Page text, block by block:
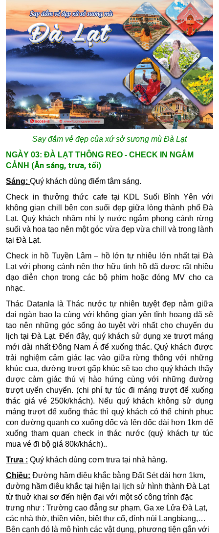
Say đắm vẻ đẹp của xứ sở sương mù Đà Lạt
NGÀY 03: ĐÀ LẠT THÔNG REO - CHECK IN NGẮM
CẢNH (Ăn sáng, trưa, tối)
Sáng:Quý khách dùng điểm tâm sáng.
Check in thưởng thức cafe tại KDL Suối Bình Yên với
không gian chill bên con suối đẹp giữa lòng thành phố Đà
Lạt. Quý khách nhâm nhi ly nước ngắm phong cảnh rừng
suối và hoa tạo nên một góc vừa đẹp vừa chill và trong lành
tại Đà Lạt.
Check in hồ Tuyền Lâm– hồ lớn tự nhiêu lớn nhất tại Đà
Lạt với phong cảnh nên thơ hữu tình hồ đã được rất nhiều
đạo diễn chọn trong các bộ phim hoặc đóng MV cho ca
nhạc.
Thác Datanla là Thác nước tự nhiên tuyệt đẹp nằm giữa
đại ngàn bao la cùng với không gian yên tĩnh hoang dã sẽ
tạo nên những góc sống ảo tuyệt vời nhất cho chuyến du
lịch tại Đà Lạt. Đến đây, quý khách sử dụng xe trượt máng
mới dài nhất Đông Nam Á để xuống thác. Quý khách được
trải nghiệm cảm giác lạc vào giữa rừng thông với những
khúc cua, đường trượt gấp khúc sẽ tạo cho quý khách thấy
được cảm giác thú vị hào hứng cùng với những đường
trượt uyển chuyển. (chi phí tự túc đi máng trượt để xuống
thác giá vé 250k/khách). Nếu quý khách không sử dụng
máng trượt để xuống thác thì quý khách có thể chinh phục
con đường quanh co xuống dốc và lên dốc dài hơn 1km để
xuống tham quan check in thác nước (quý khách tự túc
mua vé đi bộ giá 80k/khách)..
Trưa : Quý khách dùng cơm trưa tại nhà hàng.
Chiều: Đường hầm điêu khắc bằng Đất Sét dài hơn 1km,
đường hầm điêu khắc tại hiện lại lịch sử hình thành Đà Lạt
từ thuở khai sơ đến hiện đại với một số công trình đặc
trưng như : Trường cao đẳng sư phạm, Ga xe Lửa Đà Lạt,
các nhà thờ, thiền viện, biệt thự cổ, đỉnh núi Langbiang,…
Bên cạnh đó là mô hình các vật dụng, phương tiện gắn với